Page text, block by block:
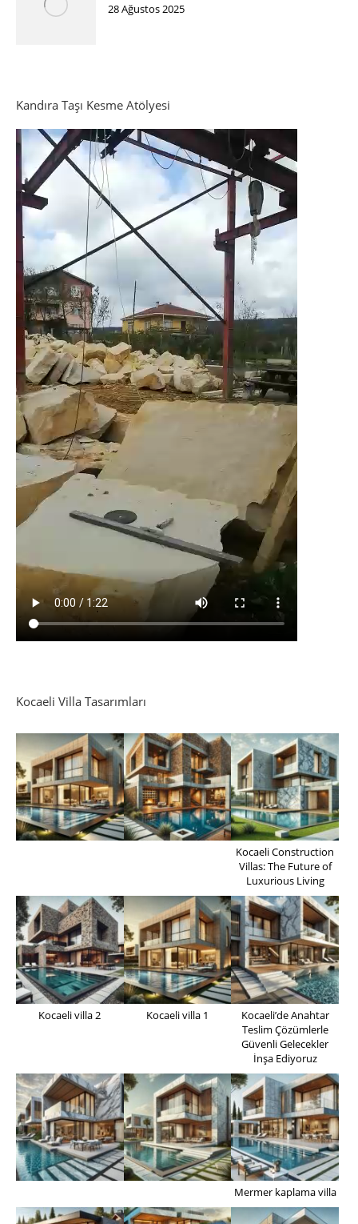
28 Ağustos 2025
Kandıra Taşı Kesme Atölyesi
Kocaeli Villa Tasarımları
Kocaeli Construction
Villas: The Future of
Luxurious Living
Kocaeli villa 2 Kocaeli villa 1
Kocaeli’de Anahtar
Teslim Çözümlerle
Güvenli Gelecekler
İnşa Ediyoruz
Mermer kaplama villa